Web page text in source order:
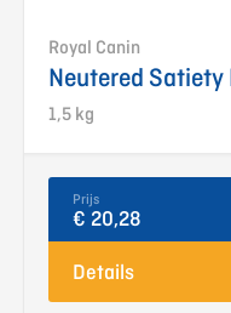
Royal Canin
Neutered Satiety
1,5 kg
Prijs
€ 20,28
Details